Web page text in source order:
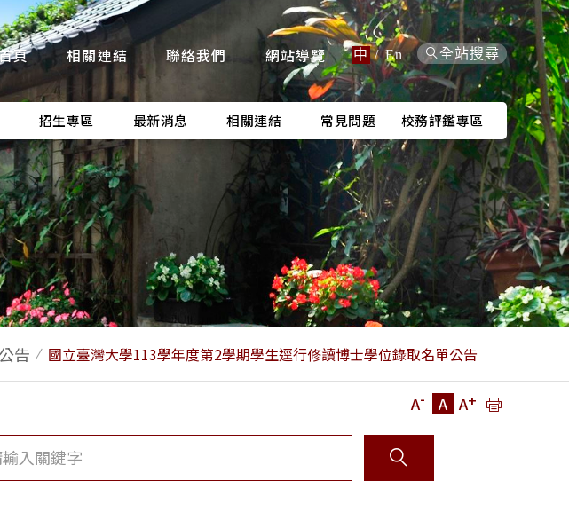
頁 相關連結 聯絡我們 網站導覽 中 / En 全站搜尋
招生專區 最新消息 相關連結 常見問題 校務評鑑專區
告 國立臺灣大學113學年度第2學期學生逕行修讀博士學位錄取名單公告
A- A A+